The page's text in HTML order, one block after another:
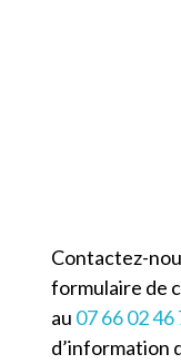
Contactez-
formulaire de
au 07 66 02 46
d’information